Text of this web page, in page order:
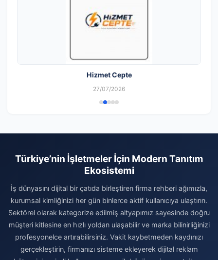
Hizmet Cepte
27/07/2026
Türkiye’nin İşletmeler İçin Modern Tanıtım
Ekosistemi
İş dünyasını dijital bir çatıda birleştiren firma rehberi ağımızla,
kurumsal kimliğinizi her gün binlerce aktif kullanıcıya ulaştırın.
Sektörel olarak kategorize edilmiş altyapımız sayesinde doğru
müşteri kitlesine en hızlı yoldan ulaşabilir ve marka bilinirliğinizi
profesyonelce artırabilirsiniz. Vakit kaybetmeden kaydınızı
gerçekleştirin, firmanızı sisteme ekleyerek dijital reklam